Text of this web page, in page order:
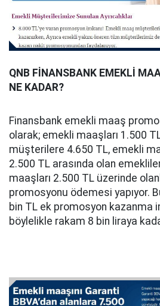
QNB FİNANSBANK EMEKLİ
NE KADAR?
Finansbank emekli maaş
olarak; emekli maaşları 1.500
müşterilere 4.650 TL, emekli
2.500 TL arasında olan
maaşları 2.500 TL üzerinde
promosyonu ödemesi yapıyor.
bin TL ek promosyon kazanma
böylelikle rakam 8 bin liraya